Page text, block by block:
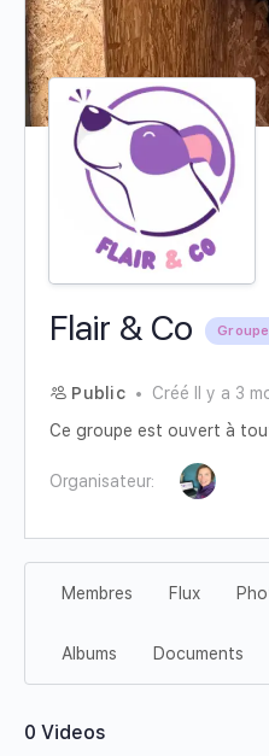
Flair & Co Groupe
Public
Créé Il y a 3
Ce groupe est ouvert à
Organisateur:
Membres Flux
Albums Documents
0 Videos